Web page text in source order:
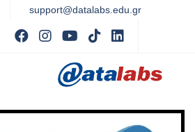
support@datalabs.edu.gr
Visit facebook
Visit instagram
Visit youtube
Visit tiktok